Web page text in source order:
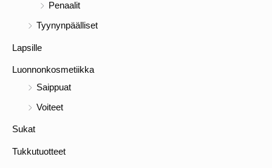
Penaalit
Tyynynpäälliset
Lapsille
Luonnonkosmetiikka
Saippuat
Voiteet
Sukat
Tukkutuotteet